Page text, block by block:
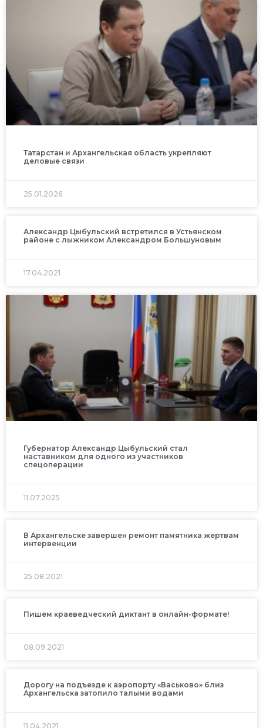
Татарстан и Архангельская область укрепляют
деловые связи
25.01.2026
Александр Цыбульский встретился в Устьянском
районе с лыжником Александром Большуновым
17.04.2021
Губернатор Александр Цыбульский стал
наставником для одного из участников
спецоперации
11.07.2025
В Архангельске завершен ремонт памятника жертвам
интервенции
25.08.2021
Пишем краеведческий диктант в онлайн-формате!
08.09.2021
Дорогу на подъезде к аэропорту «Васьково» близ
Архангельска затопило талыми водами
11.04.2021